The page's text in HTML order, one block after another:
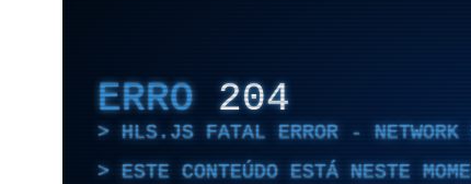
ERRO 204
HLS.JS FATAL ERROR - NETWORK
ESTE CONTEÚDO ESTÁ NESTE